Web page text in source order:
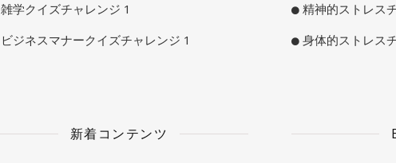
雑学クイズチャレンジ 1
ビジネスマナークイズチャレンジ 1
精神的ストレス
身体的ストレス
新着コンテンツ